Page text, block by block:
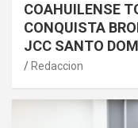
COAHUILENSE
CONQUISTA
JCC SANTO
Redaccion